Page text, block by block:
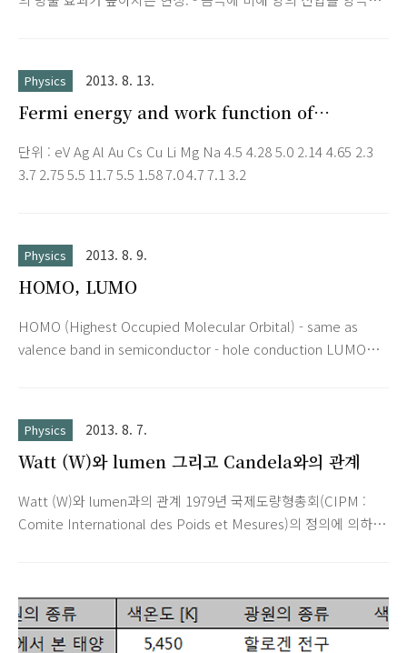
크게 3단계로 나눌 수 있다. - 제1단계 가전자대에 있던 전자가
Physics 2013. 8. 13.
Fermi energy and work function of
단위 : eV Ag Al Au Cs Cu Li Mg Na 4.5 4.28 5.0 2.14 4.65 2.3
3.7 2.75 5.5 11.7 5.5 1.58 7.0 4.7 7.1 3.2
Physics 2013. 8. 9.
HOMO, LUMO
HOMO (Highest Occupied Molecular Orbital) - same as
valence band in semiconductor - hole conduction LUMO
Physics 2013. 8. 7.
Watt (W)와 lumen 그리고 Candela와의 관계
Watt (W)와 lumen과의 관계 1979년 국제도량형총회(CIPM :
Comite International des Poids et Mesures)의 정의에 의하
같다. 그러므로 이론적으로 1 W 로부터 발생시킬 수 있는 광속
(luminous flux)은 최대 683 lumen이며 이론적인 최대의 광변환